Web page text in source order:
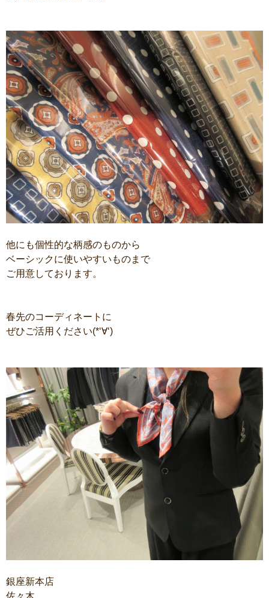
他にも個性的な柄感のものから
ベーシックに使いやすいものまで
ご用意しております。
春先のコーディネートに
ぜひご活用ください(*‘∀‘)
銀座新本店
佐々木